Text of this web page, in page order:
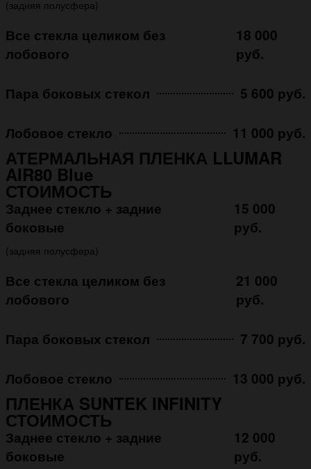
(задняя полусфера)
Все стекла целиком без
лобового
18 000
руб.
Пара боковых стекол 5 600 руб.
Лобовое стекло 11 000 руб.
АТЕРМАЛЬНАЯ ПЛЕНКА LLUMAR
AIR80 Blue
СТОИМОСТЬ
Заднее стекло + задние
боковые
15 000
руб.
(задняя полусфера)
Все стекла целиком без
лобового
21 000
руб.
Пара боковых стекол 7 700 руб.
Лобовое стекло 13 000 руб.
ПЛЕНКА SUNTEK INFINITY
СТОИМОСТЬ
Заднее стекло + задние
боковые
12 000
руб.